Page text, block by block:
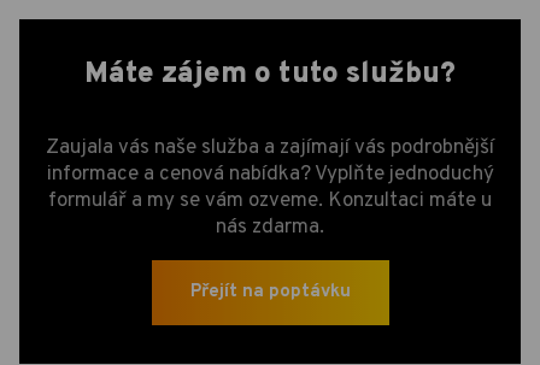
Máte zájem o tuto službu?
Zaujala vás naše služba a zajímají vás podrobnější
informace a cenová nabídka? Vyplňte jednoduchý
formulář a my se vám ozveme. Konzultaci máte u
nás zdarma.
Přejít na poptávku